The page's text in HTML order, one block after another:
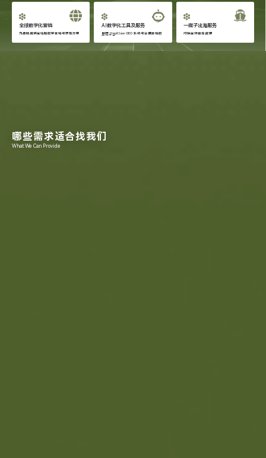
全球数字化营销
为品牌提供全链路数字营销与获客方案
AI数字化工具及服务
自研 HapiClaw GEO 系统与会展营销数
字化工具
一揽子出海服务
对接全球出海资源
哪些需求适合找我们
What We Can Provide